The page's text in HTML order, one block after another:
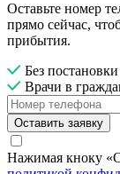
Оставьте номер
прямо сейчас,
прибытия.
Без
Врачи в
Оставить заявку
Нажимая кноку